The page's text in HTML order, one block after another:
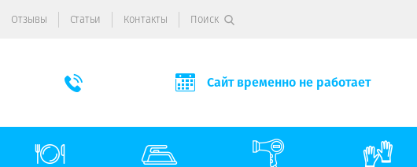
Отзывы Статьи Контакты Поиск
Сайт временно не работает